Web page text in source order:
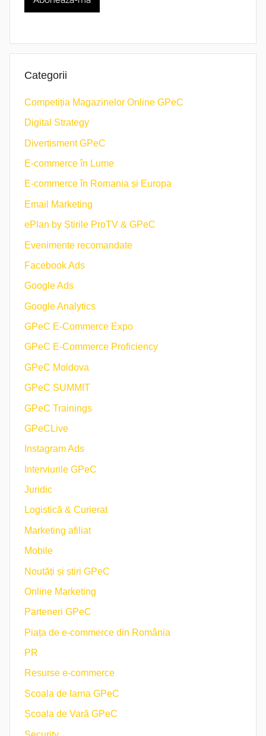
Categorii
Competiția Magazinelor Online GPeC
Digital Strategy
Divertisment GPeC
E-commerce în Lume
E-commerce în Romania și Europa
Email Marketing
ePlan by Știrile ProTV & GPeC
Evenimente recomandate
Facebook Ads
Google Ads
Google Analytics
GPeC E-Commerce Expo
GPeC E-Commerce Proficiency
GPeC Moldova
GPeC SUMMIT
GPeC Trainings
GPeCLive
Instagram Ads
Interviurile GPeC
Juridic
Logistică & Curierat
Marketing afiliat
Mobile
Noutăți și știri GPeC
Online Marketing
Parteneri GPeC
Piața de e-commerce din România
PR
Resurse e-commerce
Scoala de Iarna GPeC
Școala de Vară GPeC